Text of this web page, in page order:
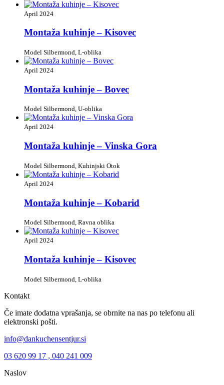
April 2024
Montaža kuhinje – Kisovec
Model Silbermond, L-oblika
April 2024
Montaža kuhinje – Bovec
Model Silbermond, U-oblika
April 2024
Montaža kuhinje – Vinska Gora
Model Silbermond, Kuhinjski Otok
April 2024
Montaža kuhinje – Kobarid
Model Silbermond, Ravna oblika
April 2024
Montaža kuhinje – Kisovec
Model Silbermond, L-oblika
Kontakt
Če imate dodatna vprašanja, se obrnite na nas po telefonu ali
elektronski pošti.
info@dankuchensentjur.si
03 620 99 17 , 040 241 009
Naslov